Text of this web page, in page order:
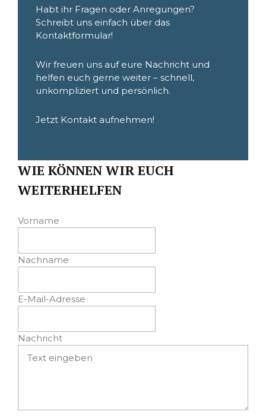
Habt ihr Fragen oder Anregungen?
Schreibt uns einfach über das
Kontaktformular!
Wir freuen uns auf eure Nachricht und
helfen euch gerne weiter – schnell,
unkompliziert und persönlich.
Jetzt Kontakt aufnehmen!
WIE KÖNNEN WIR EUCH
WEITERHELFEN
Vorname
Nachname
E-Mail-Adresse
Nachricht